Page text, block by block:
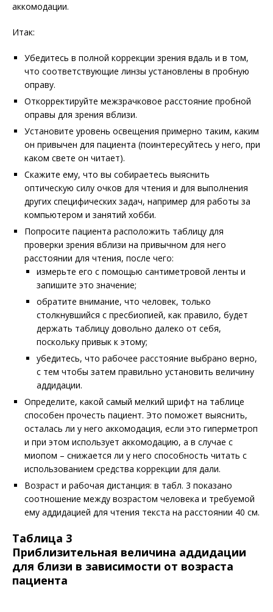
аккомодации.
Итак:
Убедитесь в полной коррекции зрения вдаль и в том,
что соответствующие линзы установлены в пробную
оправу.
Откорректируйте межзрачковое расстояние пробной
оправы для зрения вблизи.
Установите уровень освещения примерно таким, каким
он привычен для пациента (поинтересуйтесь у него, при
каком свете он читает).
Скажите ему, что вы собираетесь выяснить
оптическую силу очков для чтения и для выполнения
других специфических задач, например для работы за
компьютером и занятий хобби.
Попросите пациента расположить таблицу для
проверки зрения вблизи на привычном для него
расстоянии для чтения, после чего:
измерьте его с помощью сантиметровой ленты и
запишите это значение;
обратите внимание, что человек, только
столкнувшийся с пресбиопией, как правило, будет
держать таблицу довольно далеко от себя,
поскольку привык к этому;
убедитесь, что рабочее расстояние выбрано верно,
с тем чтобы затем правильно установить величину
аддидации.
Определите, какой самый мелкий шрифт на таблице
способен прочесть пациент. Это поможет выяснить,
осталась ли у него аккомодация, если это гиперметроп
и при этом использует аккомодацию, а в случае с
миопом – снижается ли у него способность читать с
использованием средства коррекции для дали.
Возраст и рабочая дистанция: в табл. 3 показано
соотношение между возрастом человека и требуемой
ему аддидацией для чтения текста на расстоянии 40 см.
Таблица 3
Приблизительная величина аддидации
для близи в зависимости от возраста
пациента